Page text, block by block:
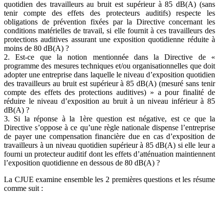
quotidien des travailleurs au bruit est supérieur à 85 dB(A) (sans
tenir compte des effets des protecteurs auditifs) respecte les
obligations de prévention fixées par la Directive concernant les
conditions matérielles de travail, si elle fournit à ces travailleurs des
protections auditives assurant une exposition quotidienne réduite à
moins de 80 dB(A) ?
2. Est-ce que la notion mentionnée dans la Directive de «
programme des mesures techniques et/ou organisationnelles que doit
adopter une entreprise dans laquelle le niveau d’exposition quotidien
des travailleurs au bruit est supérieur à 85 dB(A) (mesuré sans tenir
compte des effets des protections auditives) » a pour finalité de
réduire le niveau d’exposition au bruit à un niveau inférieur à 85
dB(A) ?
3. Si la réponse à la 1ère question est négative, est ce que la
Directive s’oppose à ce qu’une règle nationale dispense l’entreprise
de payer une compensation financière due en cas d’exposition de
travailleurs à un niveau quotidien supérieur à 85 dB(A) si elle leur a
fourni un protecteur auditif dont les effets d’atténuation maintiennent
l’exposition quotidienne en dessous de 80 dB(A) ?
La CJUE examine ensemble les 2 premières questions et les résume
comme suit :